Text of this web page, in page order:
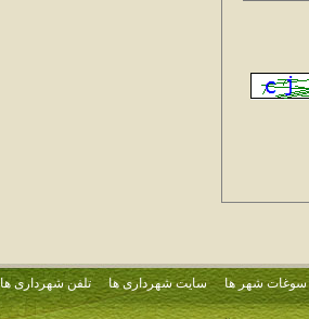
سوغات شهر ها سایت شهرداری ها تلفن شهرداری ها